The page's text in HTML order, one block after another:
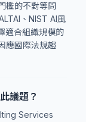
檻的不對等問
、NIST AI風
適合組織規模的
應國際法規趨
議題？
Services